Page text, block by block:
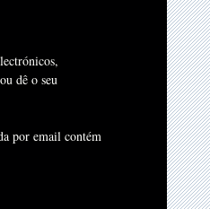
dê o seu
por email contém